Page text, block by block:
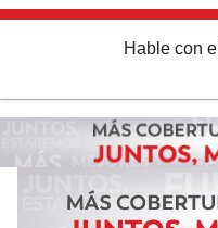
Hable con el